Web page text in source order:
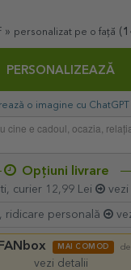
» personalizat pe o față (
PERSONALIZEAZĂ
o imagine cu ChatGPT
Opțiuni livrare
curier 12,99 Lei vezi
ridicare personală
MAI COMOD
vezi detalii